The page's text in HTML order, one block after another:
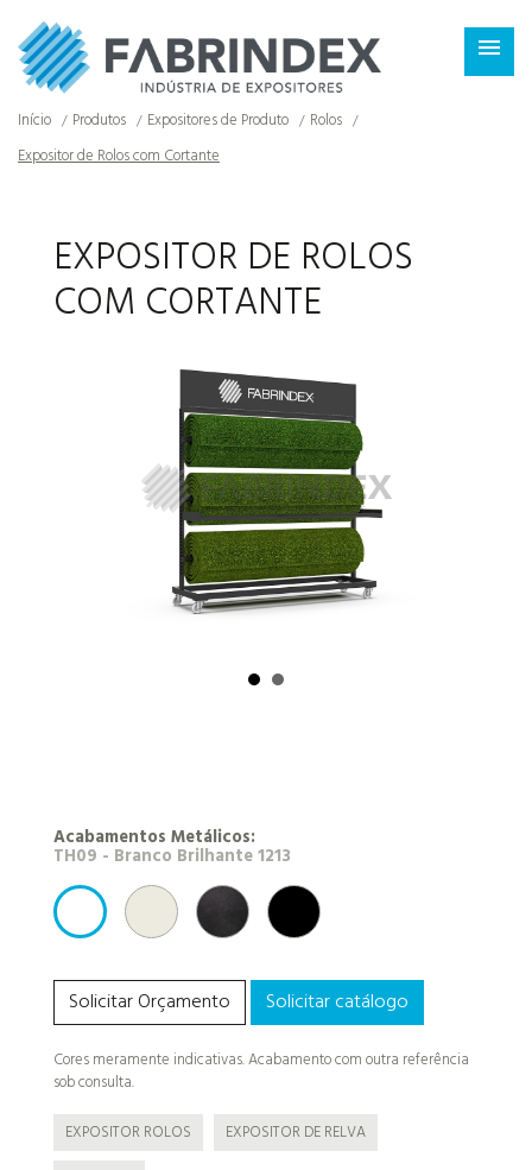

×
Início Produtos Expositores de Produto
Rolos
Expositor de Rolos com Cortante
EXPOSITOR DE ROLOS
COM CORTANTE
Acabamentos Metálicos:
TH09 - Branco Brilhante 1213
RAL 9010 - BrancoNEROTEX (antracite)
RAL 9005 - Preto
Solicitar Orçamento Solicitar catálogo
Cores meramente indicativas. Acabamento com outra referência
sob consulta.
EXPOSITOR ROLOS
EXPOSITOR DE RELVA